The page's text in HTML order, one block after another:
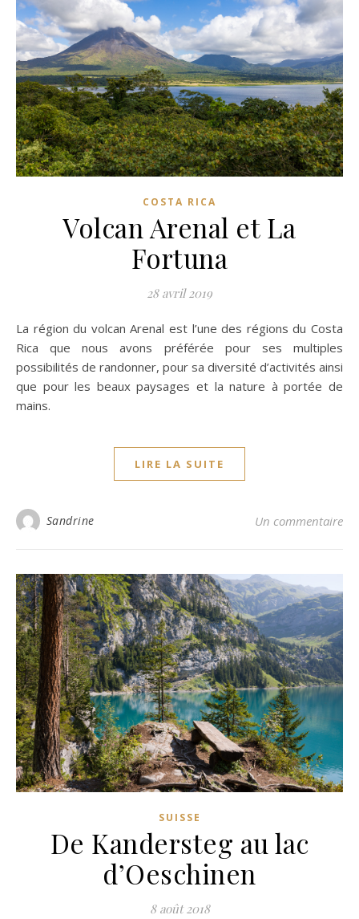
COSTA RICA
Volcan Arenal et La
Fortuna
28 avril 2019
La région du volcan Arenal est l’une des régions du Costa
Rica que nous avons préférée pour ses multiples
possibilités de randonner, pour sa diversité d’activités ainsi
que pour les beaux paysages et la nature à portée de
mains.
LIRE LA SUITE
Sandrine Un commentaire
SUISSE
De Kandersteg au lac
d’Oeschinen
8 août 2018